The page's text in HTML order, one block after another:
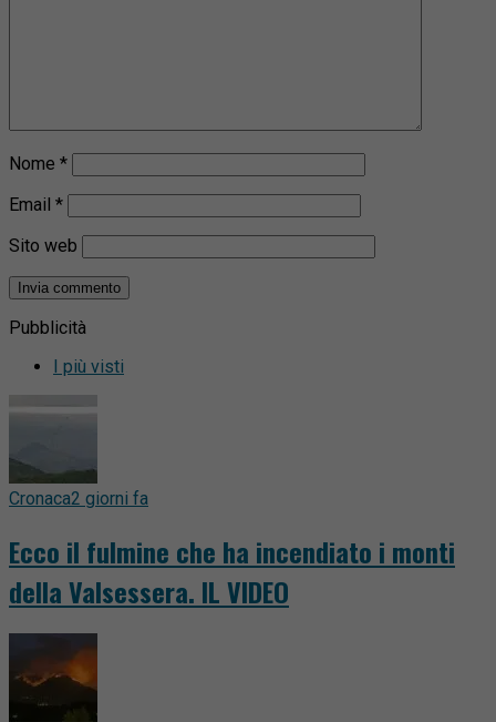
Nome *
Email *
Sito web
Pubblicità
I più visti
Cronaca2 giorni fa
Ecco il fulmine che ha incendiato i monti
della Valsessera. IL VIDEO